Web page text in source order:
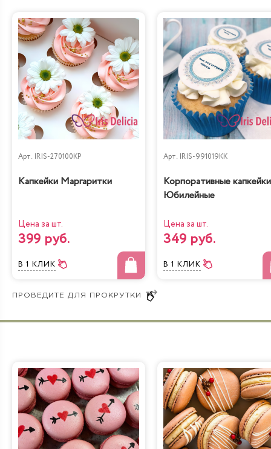
Арт. IRIS-270100KP
Капкейки Маргаритки
Цена за шт.
399 руб.
В 1 КЛИК
Арт. IRIS-991019KK
Корпоративные капкейки
Юбилейные
Цена за шт.
349 руб.
В 1 КЛИК